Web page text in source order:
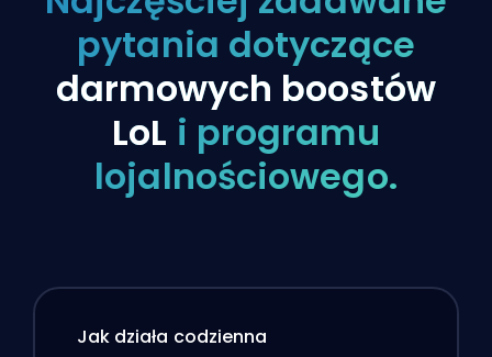
pytania dotyczące
darmowych boostów
LoL i programu
lojalnościowego.
Jak działa codzienna